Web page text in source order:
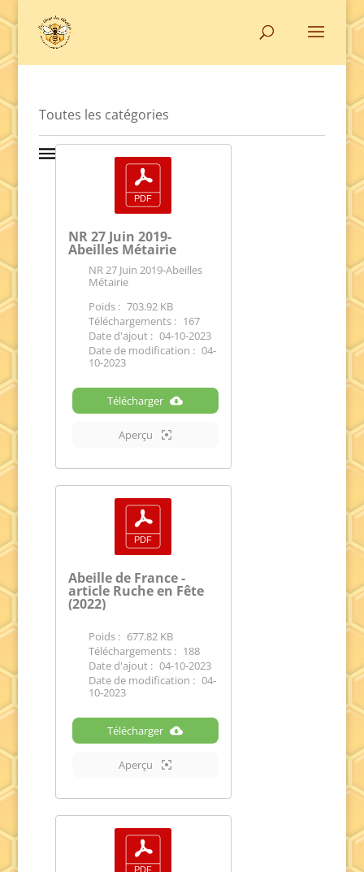
Toutes les catégories
NR 27 Juin 2019-
Abeilles Métairie
NR 27 Juin 2019-Abeilles
Métairie
Poids : 703.92 KB
Téléchargements : 167
Date d'ajout : 04-10-2023
Date de modification : 04-
10-2023
Télécharger
Aperçu
Abeille de France -
article Ruche en Fête
(2022)
Poids : 677.82 KB
Téléchargements : 188
Date d'ajout : 04-10-2023
Date de modification : 04-
10-2023
Télécharger
Aperçu